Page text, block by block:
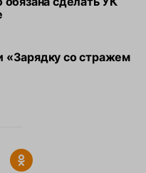
«Зарядку со стражем